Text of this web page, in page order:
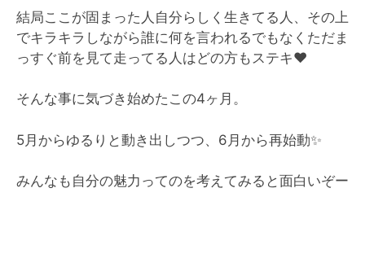
結局ここが固まった人自分らしく生きてる人、その上
でキラキラしながら誰に何を言われるでもなくただま
っすぐ前を見て走ってる人はどの方もステキ❤️
そんな事に気づき始めたこの4ヶ月。
5月からゆるりと動き出しつつ、6月から再始動✨
みんなも自分の魅力ってのを考えてみると面白いぞー